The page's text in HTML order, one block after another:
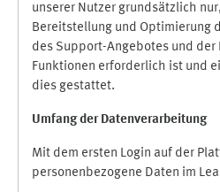
unserer Nutzer grundsätzlich
Bereitstellung und Optimierung
des Support-Angebotes und
Funktionen erforderlich ist und
dies gestattet.
Umfang der Datenverarbeitung
Mit dem ersten Login auf der
personenbezogene Daten im